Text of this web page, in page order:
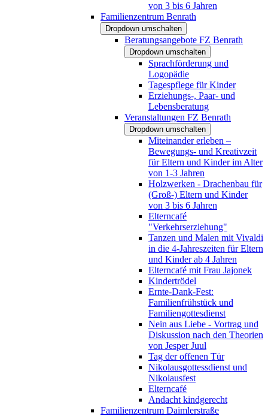
von 3 bis 6 Jahren
Familienzentrum Benrath
Dropdown umschalten
Beratungsangebote FZ Benrath
Dropdown umschalten
Sprachförderung und
Logopädie
Tagespflege für Kinder
Erziehungs-, Paar- und
Lebensberatung
Veranstaltungen FZ Benrath
Dropdown umschalten
Miteinander erleben –
Bewegungs- und Kreativzeit
für Eltern und Kinder im Alter
von 1-3 Jahren
Holzwerken - Drachenbau für
(Groß-) Eltern und Kinder
von 3 bis 6 Jahren
Elterncafé
"Verkehrserziehung"
Tanzen und Malen mit Vivaldi
in die 4-Jahreszeiten für Eltern
und Kinder ab 4 Jahren
Elterncafé mit Frau Jajonek
Kindertrödel
Ernte-Dank-Fest:
Familienfrühstück und
Familiengottesdienst
Nein aus Liebe - Vortrag und
Diskussion nach den Theorien
von Jesper Juul
Tag der offenen Tür
Nikolausgottessdienst und
Nikolausfest
Elterncafé
Andacht kindgerecht
Familienzentrum Daimlerstraße